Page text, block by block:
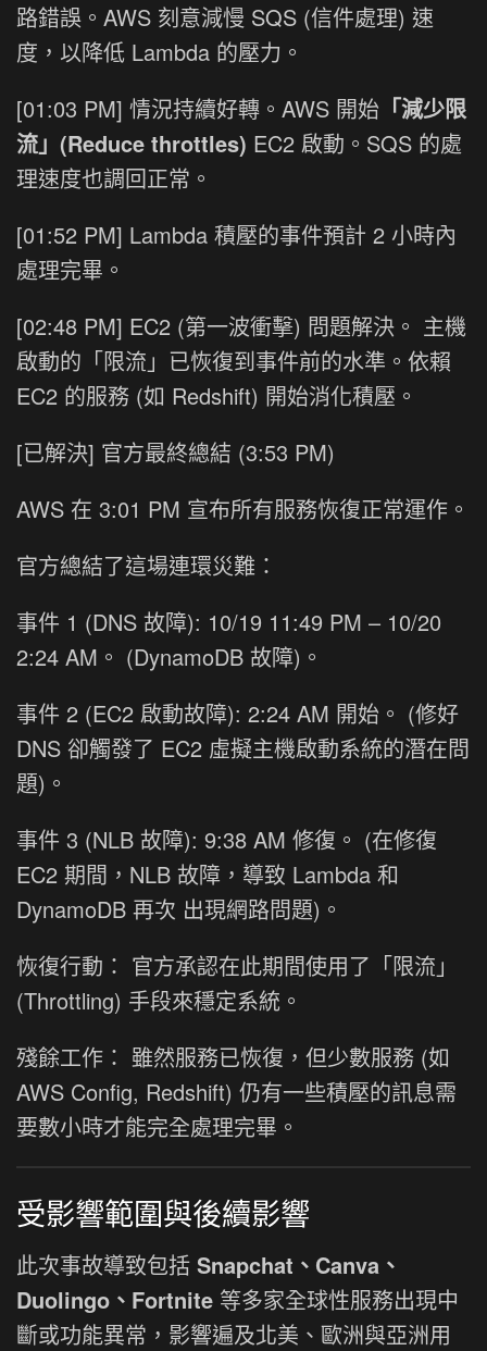
路錯誤。AWS 刻意減慢 SQS (信件處理) 速
度，以降低 Lambda 的壓力。
[01:03 PM] 情況持續好轉。AWS 開始 「減少限
流」(Reduce throttles) EC2 啟動。SQS 的處
理速度也調回正常。
[01:52 PM] Lambda 積壓的事件預計 2 小時內
處理完畢。
[02:48 PM] EC2 (第一波衝擊) 問題解決。 主機
啟動的「限流」已恢復到事件前的水準。依賴
EC2 的服務 (如 Redshift) 開始消化積壓。
[已解決] 官方最終總結 (3:53 PM)
AWS 在 3:01 PM 宣布所有服務恢復正常運作。
官方總結了這場連環災難：
事件 1 (DNS 故障): 10/19 11:49 PM – 10/20
2:24 AM。 (DynamoDB 故障)。
事件 2 (EC2 啟動故障): 2:24 AM 開始。 (修好
DNS 卻觸發了 EC2 虛擬主機啟動系統的潛在問
題)。
事件 3 (NLB 故障): 9:38 AM 修復。 (在修復
EC2 期間，NLB 故障，導致 Lambda 和
DynamoDB 再次 出現網路問題)。
恢復行動： 官方承認在此期間使用了「限流」
(Throttling) 手段來穩定系統。
殘餘工作： 雖然服務已恢復，但少數服務 (如
AWS Config, Redshift) 仍有一些積壓的訊息需
要數小時才能完全處理完畢。
受影響範圍與後續影響
此次事故導致包括 Snapchat、Canva、
Duolingo、Fortnite 等多家全球性服務出現中
斷或功能異常，影響遍及北美、歐洲與亞洲用